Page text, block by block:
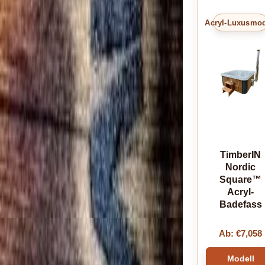
Acryl-
TimberIN
Nordic
Square™
Acryl-
Badefass
Ab:€7,058
Modell